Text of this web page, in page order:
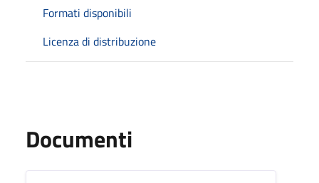
Formati disponibili
Licenza di distribuzione
Documenti